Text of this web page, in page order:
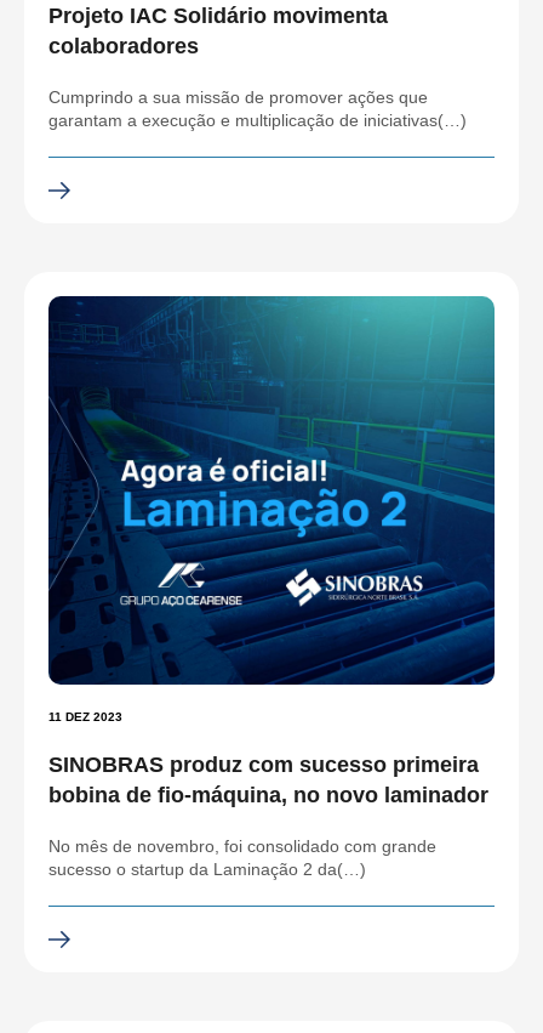
Projeto IAC Solidário movimenta
colaboradores
Cumprindo a sua missão de promover ações que
garantam a execução e multiplicação de iniciativas(…)
11 DEZ 2023
SINOBRAS produz com sucesso primeira
bobina de fio-máquina, no novo laminador
No mês de novembro, foi consolidado com grande
sucesso o startup da Laminação 2 da(…)